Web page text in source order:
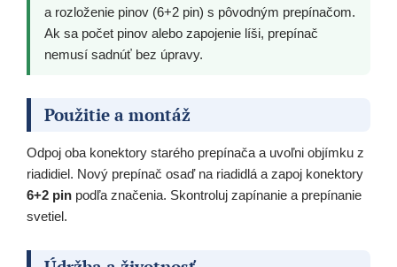
a rozloženie pinov (6+2 pin) s pôvodným prepínačom.
Ak sa počet pinov alebo zapojenie líši, prepínač
nemusí sadnúť bez úpravy.
Použitie a montáž
Odpoj oba konektory starého prepínača a uvoľni objímku z
riadidiel. Nový prepínač osaď na riadidlá a zapoj konektory
6+2 pin podľa značenia. Skontroluj zapínanie a prepínanie
svetiel.